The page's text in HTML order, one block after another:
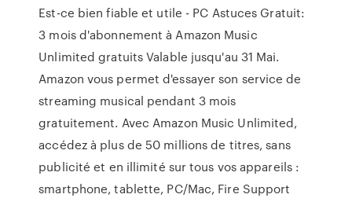
Est-ce bien fiable et utile - PC Astuces Gratuit:
3 mois d'abonnement à Amazon Music
Unlimited gratuits Valable jusqu'au 31 Mai.
Amazon vous permet d'essayer son service de
streaming musical pendant 3 mois
gratuitement. Avec Amazon Music Unlimited,
accédez à plus de 50 millions de titres, sans
publicité et en illimité sur tous vos appareils :
smartphone, tablette, PC/Mac, Fire Support